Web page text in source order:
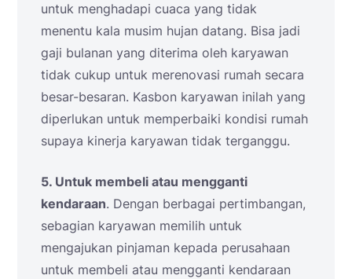
untuk menghadapi cuaca yang tidak
menentu kala musim hujan datang. Bisa jadi
gaji bulanan yang diterima oleh karyawan
tidak cukup untuk merenovasi rumah secara
besar-besaran. Kasbon karyawan inilah yang
diperlukan untuk memperbaiki kondisi rumah
supaya kinerja karyawan tidak terganggu.
5. Untuk membeli atau mengganti
kendaraan. Dengan berbagai pertimbangan,
sebagian karyawan memilih untuk
mengajukan pinjaman kepada perusahaan
untuk membeli atau mengganti kendaraan